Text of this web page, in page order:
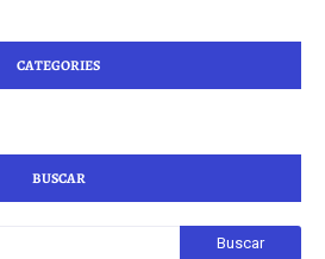
CATEGORIES
BUSCAR